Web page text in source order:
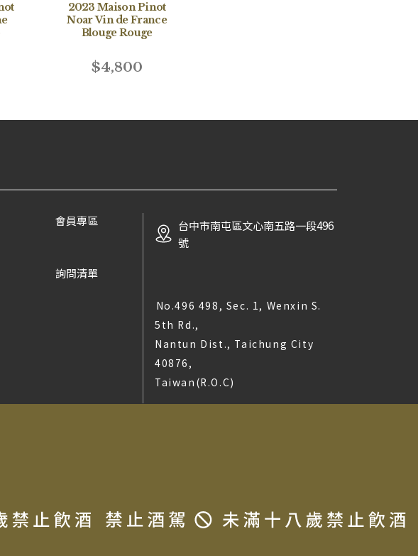
2023 Maison Pinot
Noar Vin de France
Blouge Rouge
$4,800
會員專區
詢問清單
台中市南屯區文心南五路一段496
號
No.496 498, Sec. 1, Wenxin S.
5th Rd.,
Nantun Dist., Taichung City
40876,
Taiwan(R.O.C)